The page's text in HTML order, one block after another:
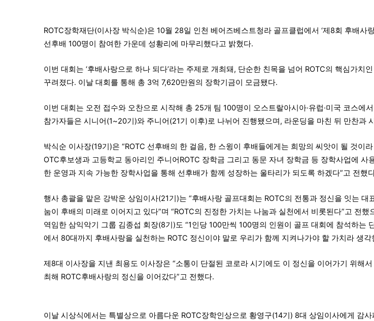
ROTC장학재단(이사장 박식순)은 10월 28일 인천 베어즈베스트청라 골프클럽에서 ‘제8회 후배사
선후배 100명이 참여한 가운데 성황리에 마무리했다고 밝혔다.
이번 대회는 ‘후배사랑으로 하나 되다’라는 주제로 개최돼, 단순한 친목을 넘어 ROTC의 핵심가치
꾸려졌다. 이날 대회를 통해 총 3억 7,620만원의 장학기금이 모금됐다.
이번 대회는 오전 접수와 오찬으로 시작해 총 25개 팀 100명이 오스트랄아시아·유럽·미국 코스에
참가자들은 시니어(1~20기)와 주니어(21기 이후)로 나뉘어 진행됐으며, 라운딩을 마친 뒤 만찬과
박식순 이사장(19기)은 “ROTC 선후배의 한 걸음, 한 스윙이 후배들에게는 희망의 씨앗이 될 것이
OTC후보생과 고등학교 동아리인 주니어ROTC 장학금 그리고 동문 자녀 장학금 등 장학사업에 사
한 운영과 지속 가능한 장학사업을 통해 선후배가 함께 성장하는 울타리가 되도록 하겠다”고 전했
행사 총괄을 맡은 강박운 상임이사(21기)는 “후배사랑 골프대회는 ROTC의 전통과 정신을 잇는 대
눔이 후배의 미래로 이어지고 있다”며 “ROTC의 진정한 가치는 나눔과 실천에서 비롯된다”고 전
역임한 삼익악기 그룹 김종섭 회장(8기)도 “1인당 100만씩 100명의 인원이 골프 대회에 참석하는
에서 80대까지 후배사랑을 실천하는 ROTC 정신이야 말로 우리가 함께 지켜나가야 할 가치라 생
제8대 이사장을 지낸 최용도 이사장은 “소통이 단절된 코로라 시기에도 이 정신을 이어가기 위해
최해 ROTC후배사랑의 정신을 이어갔다”고 전했다.
이날 시상식에서는 특별상으로 아름다운 ROTC장학인상으로 황영구(14기) 8대 상임이사에게 감